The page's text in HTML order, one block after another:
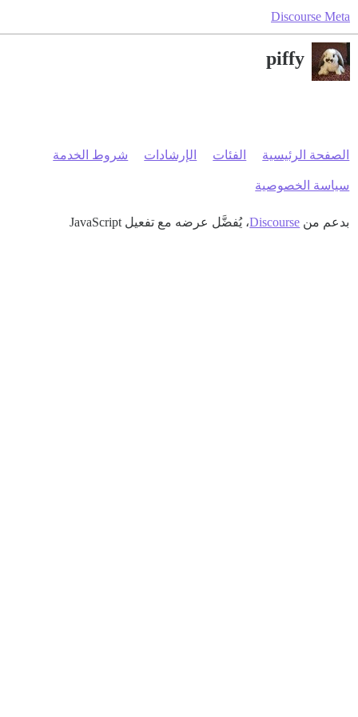
Discourse Meta
piffy
الصفحة الرئيسية الفئات الإرشادات شروط الخدمة
سياسة الخصوصية
بدعم من Discourse، يُفضَّل عرضه مع تفعيل JavaScript